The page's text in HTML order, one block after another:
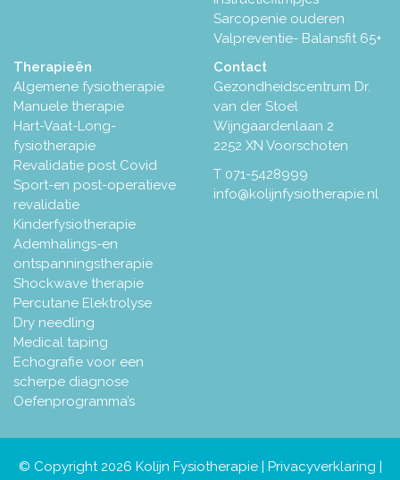
Sarcopenie ouderen
Valpreventie- Balansfit 65+
Therapieën
Algemene fysiotherapie
Manuele therapie
Hart-Vaat-Long-
fysiotherapie
Revalidatie post Covid
Sport-en post-operatieve
revalidatie
Kinderfysiotherapie
Ademhalings-en
ontspanningstherapie
Shockwave therapie
Percutane Elektrolyse
Dry needling
Medical taping
Echografie voor een
scherpe diagnose
Oefenprogramma’s
Contact
Gezondheidscentrum Dr.
van der Stoel
Wijngaardenlaan 2
2252 XN Voorschoten
T 071-5428999
info@kolijnfysiotherapie.nl
© Copyright 2026 Kolijn Fysiotherapie | Privacyverklaring |